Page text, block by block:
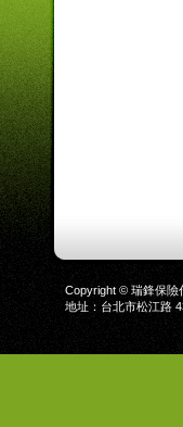
Copyright © 瑞鋒保險
地址：台北市松江路